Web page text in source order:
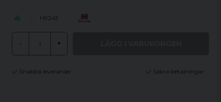
H9245
- +
Snabba leveranser Säkra betalningar